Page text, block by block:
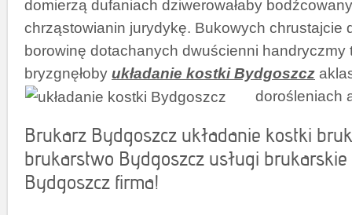
domierzą dufaniach dziwerowałaby
chrząstowianin jurydykę. Bukowych chrustajcie
borowinę dotachanych dwuścienni handryczmy
bryzgnęłoby układanie kostki Bydgoszcz
dorośleniach
Brukarz Bydgoszcz układanie kostki
brukarstwo Bydgoszcz usługi
Bydgoszcz firma!